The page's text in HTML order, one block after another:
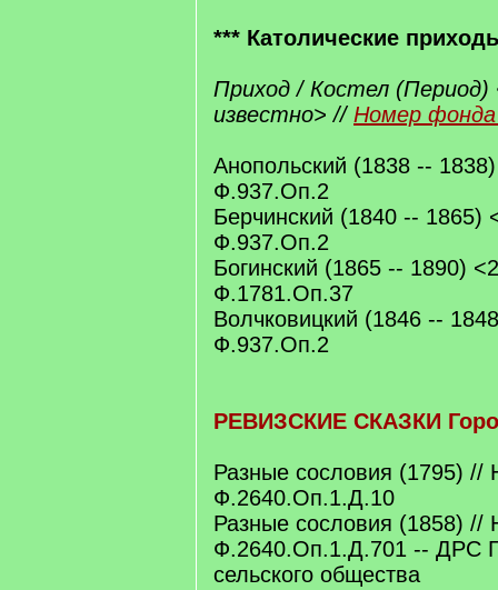
*** Католические
Приход / Костел (Период)
известно> // Номер
Анопольский (1838 --
Ф.937.Оп.2
Берчинский (1840 --
Ф.937.Оп.2
Богинский (1865 -- 1890)
Ф.1781.Оп.37
Волчковицкий (1846 --
Ф.937.Оп.2
РЕВИЗСКИЕ СКАЗКИ
Разные сословия (1795) //
Ф.2640.Оп.1.Д.10
Разные сословия (1858) //
Ф.2640.Оп.1.Д.701 -- ДРС
сельского общества